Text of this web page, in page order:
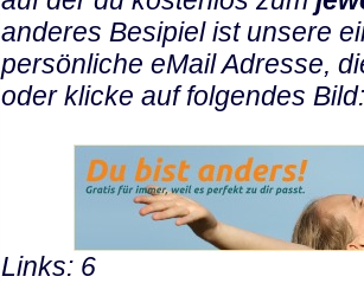
anderes Besipiel ist unsere
persönliche eMail Adresse,
oder klicke auf folgendes Bild:
Links: 6